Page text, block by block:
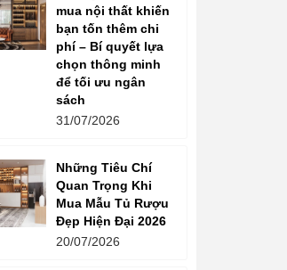
mua nội thất khiến
bạn tốn thêm chi
phí – Bí quyết lựa
chọn thông minh
để tối ưu ngân
sách
31/07/2026
Những Tiêu Chí
Quan Trọng Khi
Mua Mẫu Tủ Rượu
Đẹp Hiện Đại 2026
20/07/2026